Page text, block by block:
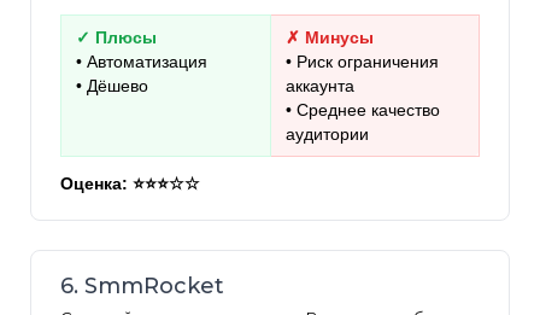
✓ Плюсы
• Автоматизация
• Дёшево
✗ Минусы
• Риск ограничения
аккаунта
• Среднее качество
аудитории
Оценка: ⭐⭐⭐☆☆
6. SmmRocket